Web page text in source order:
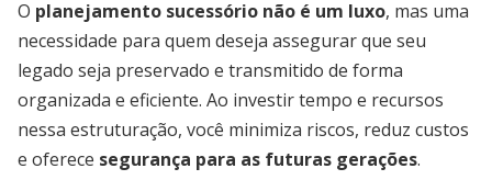
O planejamento sucessório não é um luxo, mas uma
necessidade para quem deseja assegurar que seu
legado seja preservado e transmitido de forma
organizada e eficiente. Ao investir tempo e recursos
nessa estruturação, você minimiza riscos, reduz custos
e oferece segurança para as futuras gerações.